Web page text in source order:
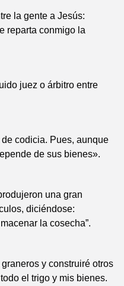
la gente a Jesús:
reparta conmigo la
juez o árbitro entre
codicia. Pues, aunque
de sus bienes».
una gran
diciéndose:
la cosecha”.
y construiré otros
el trigo y mis bienes.